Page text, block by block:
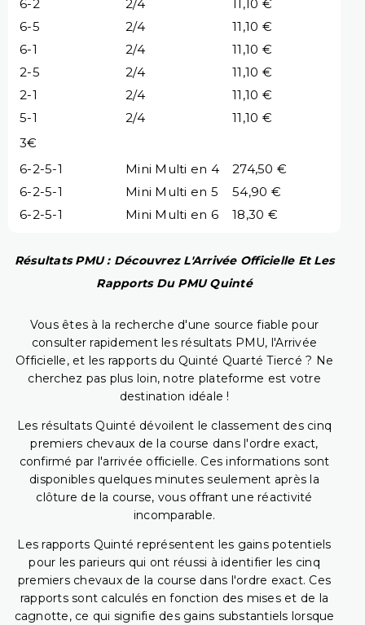
6-2 2/4
11,10 €
6-5
2/4
11,10 €
6-1
2/4
11,10 €
2-5
2/4
11,10 €
2-1
2/4
11,10 €
5-1
2/4
11,10 €
3€
6-2-5-1
Mini Multi en 4
274,50 €
6-2-5-1
Mini Multi en 5
54,90 €
6-2-5-1
Mini Multi en 6 18,30 €
Résultats PMU : Découvrez L'Arrivée Officielle Et Les
Rapports Du PMU Quinté
Vous êtes à la recherche d'une source fiable pour
consulter rapidement les résultats PMU, l'Arrivée
Officielle, et les rapports du Quinté Quarté Tiercé ? Ne
cherchez pas plus loin, notre plateforme est votre
destination idéale !
Les résultats Quinté dévoilent le classement des cinq
premiers chevaux de la course dans l'ordre exact,
confirmé par l'arrivée officielle. Ces informations sont
disponibles quelques minutes seulement après la
clôture de la course, vous offrant une réactivité
incomparable.
Les rapports Quinté représentent les gains potentiels
pour les parieurs qui ont réussi à identifier les cinq
premiers chevaux de la course dans l'ordre exact. Ces
rapports sont calculés en fonction des mises et de la
cagnotte, ce qui signifie des gains substantiels lorsque